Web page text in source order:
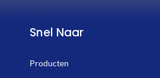
Snel Naar
Producten